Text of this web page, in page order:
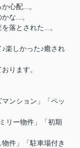
心配...。
な...。
落とされた...。
楽しかった♪癒され
ります。
マンション」「ペッ
リー物件」「初期
件」「駐車場付き